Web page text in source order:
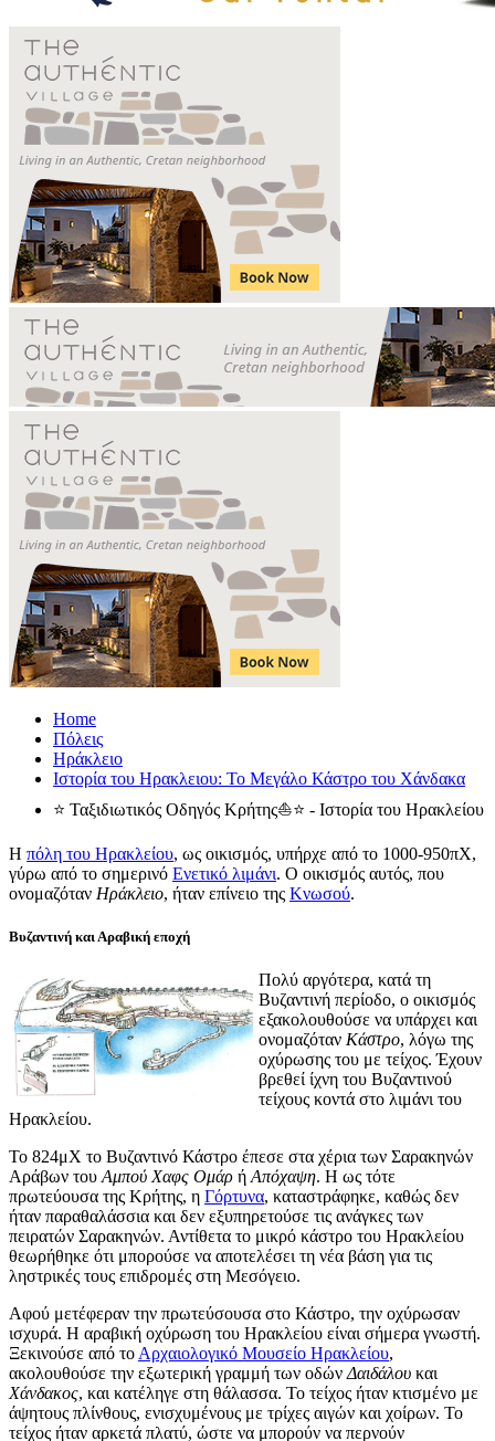
Home
Πόλεις
Ηράκλειο
Ιστορία του Ηρακλειου: Το Μεγάλο Κάστρο του Χάνδακα
⭐ Ταξιδιωτικός Οδηγός Κρήτης⛵⭐ - Ιστορία του Ηρακλείου
Η πόλη του Ηρακλείου, ως οικισμός, υπήρχε από το 1000-950πΧ,
γύρω από το σημερινό Ενετικό λιμάνι. Ο οικισμός αυτός, που
ονομαζόταν Ηράκλειο, ήταν επίνειο της Κνωσού.
Βυζαντινή και Αραβική εποχή
Πολύ αργότερα, κατά τη
Βυζαντινή περίοδο, ο οικισμός
εξακολουθούσε να υπάρχει και
ονομαζόταν Κάστρο, λόγω της
οχύρωσης του με τείχος. Έχουν
βρεθεί ίχνη του Βυζαντινού
τείχους κοντά στο λιμάνι του
Ηρακλείου.
Το 824μΧ το Βυζαντινό Κάστρο έπεσε στα χέρια των Σαρακηνών
Αράβων του Αμπού Χαφς Ομάρ ή Απόχαψη. Η ως τότε
πρωτεύουσα της Κρήτης, η Γόρτυνα, καταστράφηκε, καθώς δεν
ήταν παραθαλάσσια και δεν εξυπηρετούσε τις ανάγκες των
πειρατών Σαρακηνών. Αντίθετα το μικρό κάστρο του Ηρακλείου
θεωρήθηκε ότι μπορούσε να αποτελέσει τη νέα βάση για τις
ληστρικές τους επιδρομές στη Μεσόγειο.
Αφού μετέφεραν την πρωτεύσουσα στο Κάστρο, την οχύρωσαν
ισχυρά. Η αραβική οχύρωση του Ηρακλείου είναι σήμερα γνωστή.
Ξεκινούσε από το Αρχαιολογικό Μουσείο Ηρακλείου,
ακολουθούσε την εξωτερική γραμμή των οδών Δαιδάλου και
Χάνδακος, και κατέληγε στη θάλασσα. Το τείχος ήταν κτισμένο με
άψητους πλίνθους, ενισχυμένους με τρίχες αιγών και χοίρων. Το
τείχος ήταν αρκετά πλατύ, ώστε να μπορούν να περνούν